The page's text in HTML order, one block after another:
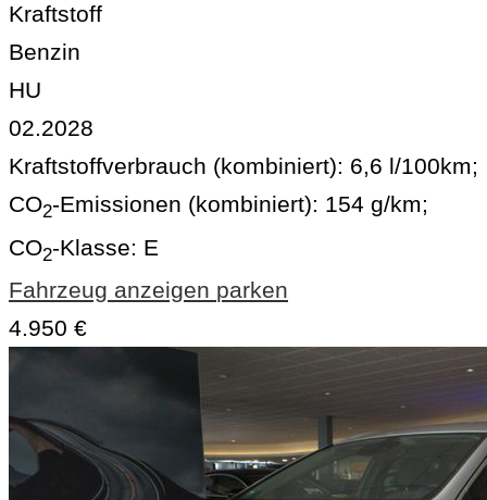
Kraftstoff
Benzin
HU
02.2028
Kraftstoffverbrauch (kombiniert): 6,6 l/100km;
CO2-Emissionen (kombiniert): 154 g/km;
CO2-Klasse: E
Fahrzeug anzeigen parken
4.950 €